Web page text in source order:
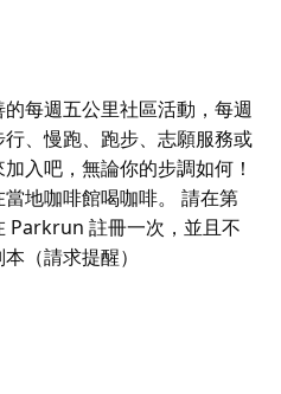
每週五公里社區活動，每週
、慢跑、跑步、志願服務或
入吧，無論你的步調如何！
地咖啡館喝咖啡。 請在第
Parkrun 註冊一次，並且不
（請求提醒）
、慢跑、跑步、志願服務或
入吧，無論你的步調如何！
地咖啡館喝咖啡。